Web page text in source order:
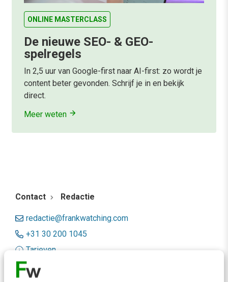
ONLINE MASTERCLASS
De nieuwe SEO- & GEO-
spelregels
In 2,5 uur van Google-first naar AI-first: zo wordt je
content beter gevonden. Schrijf je in en bekijk
direct.
Meer weten
Contact Redactie
redactie@frankwatching.com
+31 30 200 1045
Tarieven
Meer contactopties